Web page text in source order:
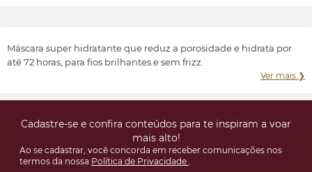
Máscara super hidratante que reduz a porosidade e hidrata por
até 72 horas, para fios brilhantes e sem frizz.
Ver mais ❯
Cadastre-se e confira conteúdos para te inspiram a voar
mais alto!
Ao se cadastrar, você concorda em receber comunicações nos
termos da nossa Política de Privacidade .